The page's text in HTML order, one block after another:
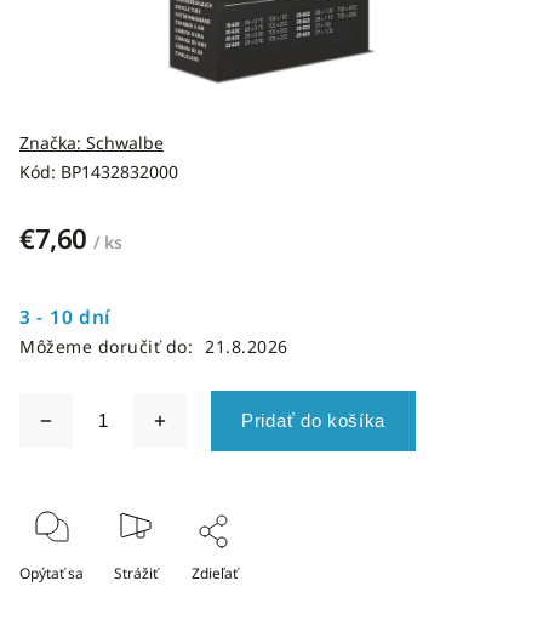
Kód: BP1432832000
Značka: Schwalbe
€7,60 / ks
3 - 10 dní
Môžeme doručiť do: 21.8.2026
Pridať do košíka
Opýtať sa Strážiť Zdieľať